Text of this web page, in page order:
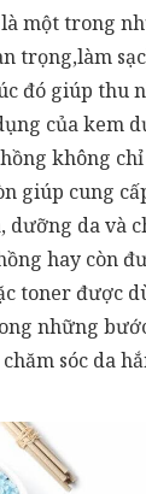
một trong
trọng,làm
đó giúp thu
của kem
không
giúp cung
dưỡng da và
hay còn
toner được
những
sóc da